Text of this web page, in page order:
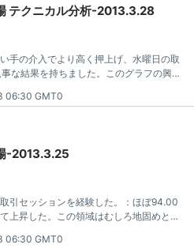
テクニカル分析-2013.3.28
手の介入でより高く押上げ、水曜日の取
な結果を持ちました。このグラフの興味
イズ"の途中で閉じることに成功してい
06:30 GMT0
-2013.3.25
引セッションを経験した。：ほぼ94.00
上昇した。この領域はむしろ地固めとし
非常にタイトです。
06:30 GMT0